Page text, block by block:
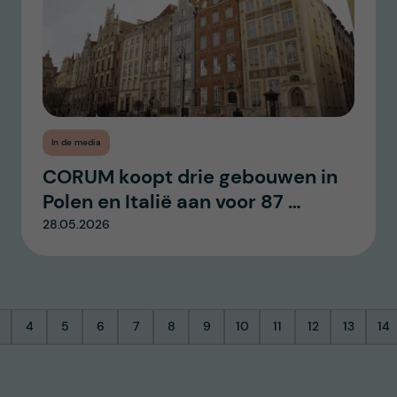
In de media
CORUM koopt drie gebouwen in
Polen en Italië aan voor 87 …
28.05.2026
Pagina
4
Pagina
5
Pagina
6
Pagina
7
Pagina
8
Pagina
9
Pagina
10
Pagina
11
Pagina
12
Pagina
13 14